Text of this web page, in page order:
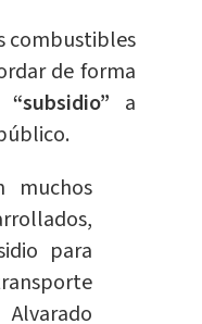
combustibles
de forma
“subsidio” a
muchos
para